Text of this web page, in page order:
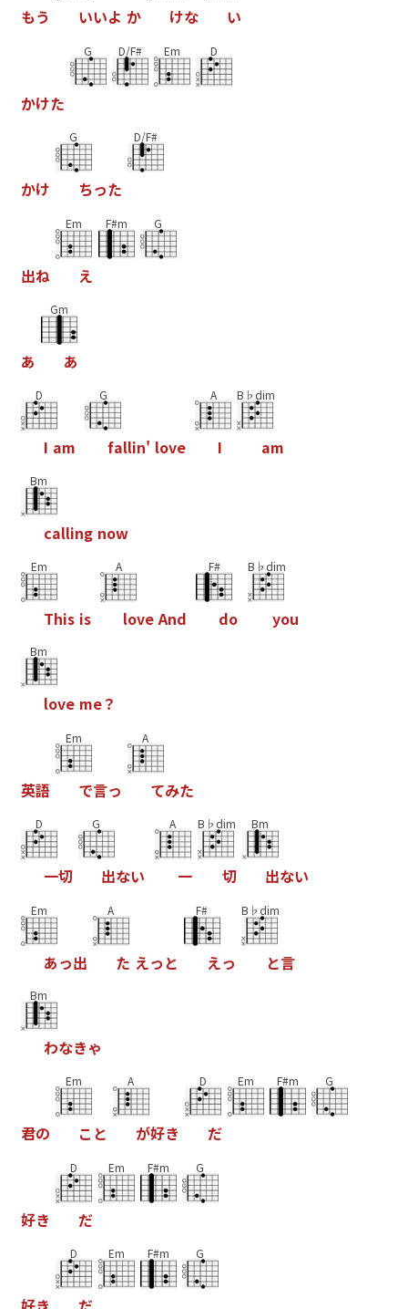
もう いいよ か けな い
かけた
G D/F# Em D
かけ
G
ちった
D/F#
出ね
Em
え
F#m G
あ
Gm
あ
D
I am
G
fallin' love
A
I
B♭dim
am
Bm
calling now
Em
This is
A
loveAnd
F#
do
B♭dim
you
Bm
love me？
英語
Em
で言っ
A
てみた
D
一切
G
出ない
A
一
B♭dim
切
Bm
出ない
Em
あっ出
A
た えっ と
F#
えっ
B♭dim
と言
Bm
わなきゃ
君の
Em
こ と
A
が好き
D
だ
Em F#m G
好き
D
だ
Em F#m G
D Em F#m G